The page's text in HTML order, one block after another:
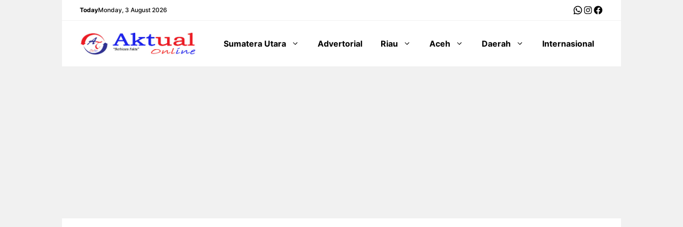
TodayMonday, 3 August 2026 WhatsApp
Instagram
Facebook
Sumatera Utara Advertorial Riau Aceh Daerah Internasional